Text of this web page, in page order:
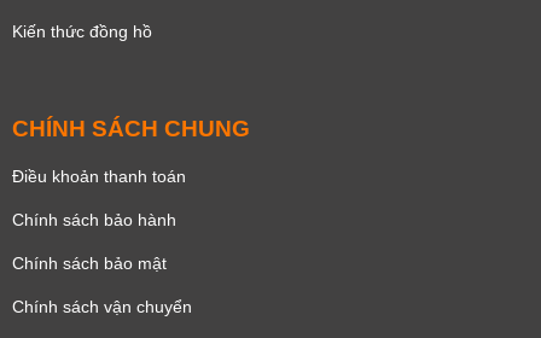
Kiến thức đồng hồ
CHÍNH SÁCH CHUNG
Điều khoản thanh toán
Chính sách bảo hành
Chính sách bảo mật
Chính sách vận chuyển